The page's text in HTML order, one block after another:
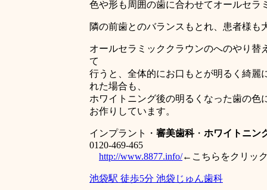
色や形も周囲の歯に合わせてオールセラ
隣の前歯とのバランスもとれ、患者様も
オールセラミッククラウンのへのやり
て
行うと、全体的にお口もとが明るく綺麗
れた場合も、
ホワイトニング後の明るくなった歯の
お作りしています。
インプラント・ 審美歯科・ ホワイトニン
0120-469-465
http://www.8877.info/←こちらをクリッ
池袋駅 徒歩5分 池袋じゅん歯科